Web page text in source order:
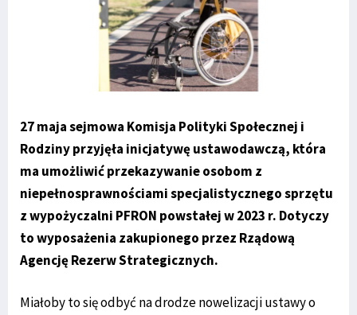
27 maja sejmowa Komisja Polityki Społecznej i
Rodziny przyjęła inicjatywę ustawodawczą, która
ma umożliwić przekazywanie osobom z
niepełnosprawnościami specjalistycznego sprzętu
z wypożyczalni PFRON powstałej w 2023 r. Dotyczy
to wyposażenia zakupionego przez Rządową
Agencję Rezerw Strategicznych.
Miałoby to się odbyć na drodze nowelizacji ustawy o